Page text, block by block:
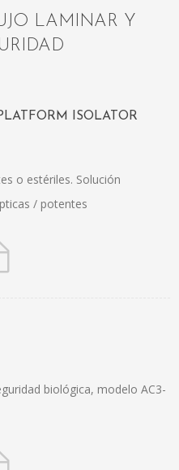
LAMINAR Y
ISOLATOR
o estériles. Solución
/ potentes
biológica, modelo AC3-